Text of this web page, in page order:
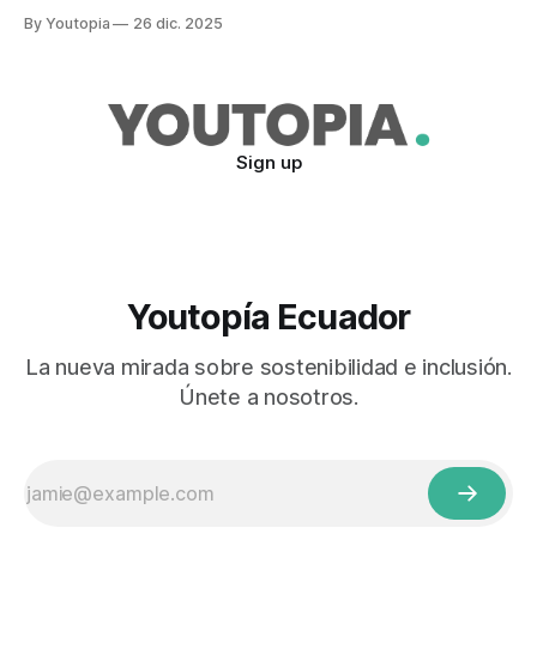
By Youtopia 26 dic. 2025
Sign up
Youtopía Ecuador
La nueva mirada sobre sostenibilidad e inclusión.
Únete a nosotros.